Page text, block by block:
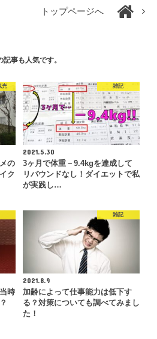
トップページへ
記事も人気です。
光
の
ク
雑記
2021.5.30
3ヶ月で体重－9.4kgを達成して
リバウンドなし！ダイエットで私
が実践し…
時
雑記
2021.8.9
加齢によって仕事能力は低下す
る？対策についても調べてみまし
た！